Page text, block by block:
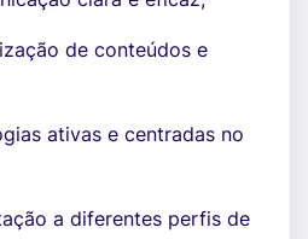
de conteúdos e
ativas e centradas no
a diferentes perfis de